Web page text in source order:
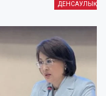
ДЕНСАУЛЫҚ